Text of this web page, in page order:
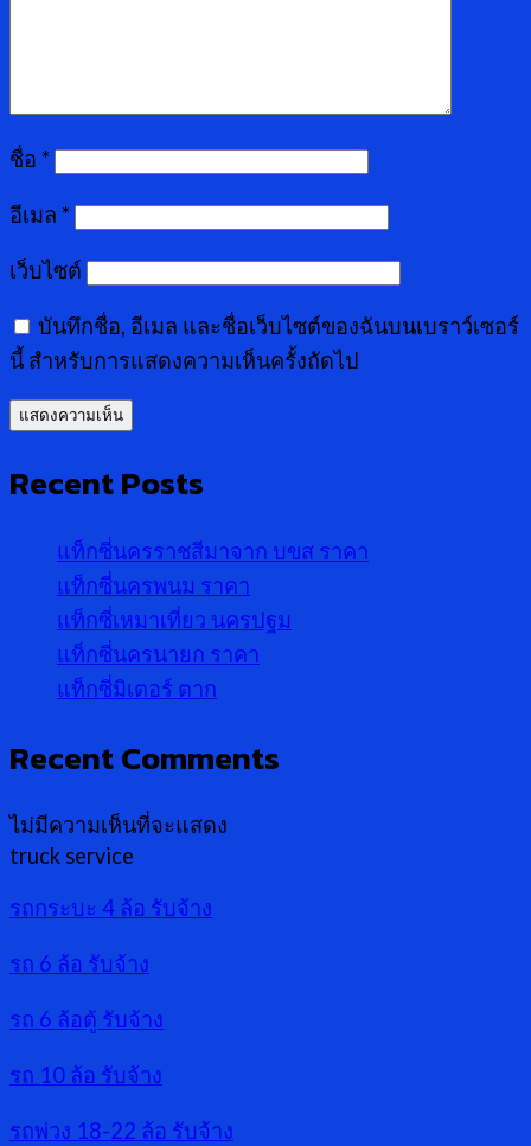
ชื่อ *
อีเมล *
เว็บไซต์
บันทึกชื่อ, อีเมล และชื่อเว็บไซต์ของฉันบนเบราว์เซอร์
นี้ สำหรับการแสดงความเห็นครั้งถัดไป
Recent Posts
แท็กซี่นครราชสีมาจาก บขส ราคา
แท็กซี่นครพนม ราคา
แท็กซี่เหมาเที่ยว นครปฐม
แท็กซี่นครนายก ราคา
แท็กซี่มิเตอร์ ตาก
Recent Comments
ไม่มีความเห็นที่จะแสดง
truck service
รถกระบะ 4 ล้อ รับจ้าง
รถ 6 ล้อ รับจ้าง
รถ 6 ล้อตู้ รับจ้าง
รถ 10 ล้อ รับจ้าง
รถพ่วง 18-22 ล้อ รับจ้าง